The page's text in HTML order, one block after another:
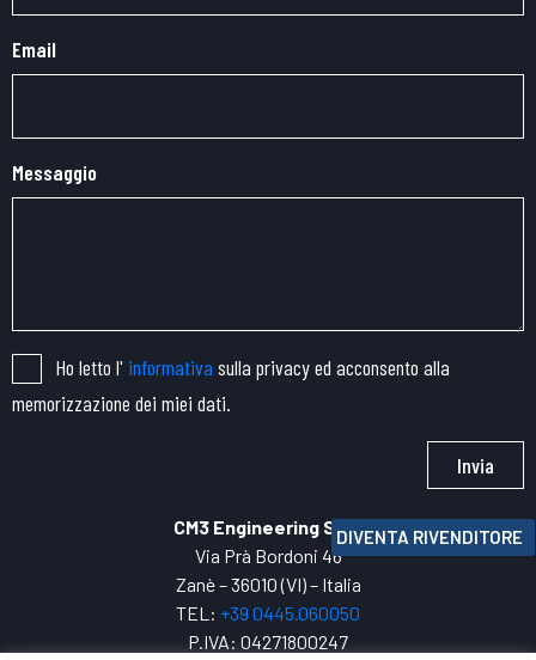
DIVENTA RIVENDITORE
Email
Messaggio
Ho letto l' informativa sulla privacy ed acconsento alla
memorizzazione dei miei dati.
Invia
CM3 Engineering SRL
Via Prà Bordoni 46
Zanè – 36010 (VI) – Italia
TEL: +39 0445.060050
P.IVA: 04271800247